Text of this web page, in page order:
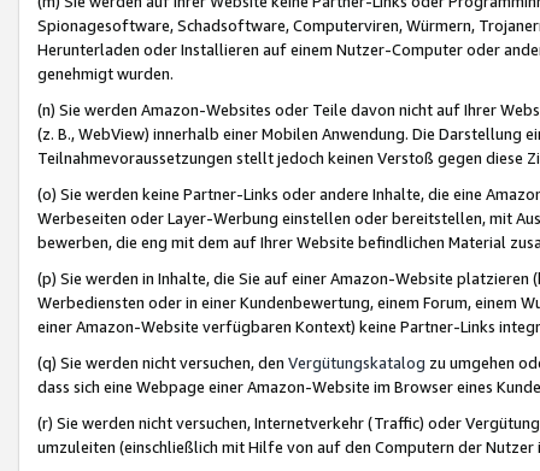
Spionagesoftware, Schadsoftware, Computerviren, Würmern,
Herunterladen oder Installieren auf einem Nutzer-Computer oder
genehmigt wurden.
(n) Sie werden Amazon-Websites oder Teile davon nicht auf Ihrer
(z. B., WebView) innerhalb einer Mobilen Anwendung. Die Darstellung
Teilnahmevoraussetzungen stellt jedoch keinen Verstoß gegen diese
(o) Sie werden keine Partner-Links oder andere Inhalte, die eine
Werbeseiten oder Layer-Werbung einstellen oder bereitstellen, mit
bewerben, die eng mit dem auf Ihrer Website befindlichen Material
(p) Sie werden in Inhalte, die Sie auf einer Amazon-Website
Werbediensten oder in einer Kundenbewertung, einem Forum, einem
einer Amazon-Website verfügbaren Kontext) keine Partner-Links
(q) Sie werden nicht versuchen, den Vergütungskatalog zu umgehen
dass sich eine Webpage einer Amazon-Website im Browser eines
(r) Sie werden nicht versuchen, Internetverkehr (Traffic) oder
umzuleiten (einschließlich mit Hilfe von auf den Computern der